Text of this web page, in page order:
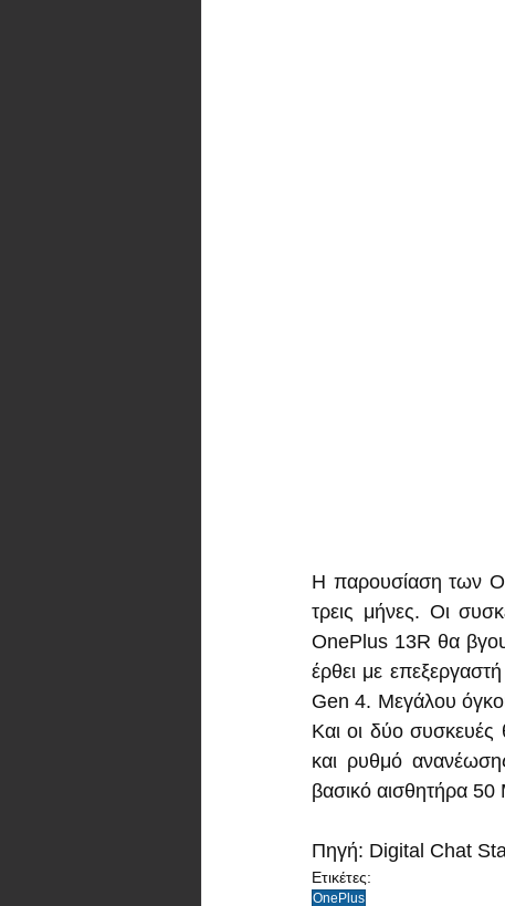
Η παρουσίαση των
τρεις μήνες. Οι
OnePlus 13R θα
έρθει με
Gen 4. Μεγάλου
Και οι δύο
και ρυθμό
βασικό αισθητήρα
Πηγή: Digital Chat
Ετικέτες:
OnePlus